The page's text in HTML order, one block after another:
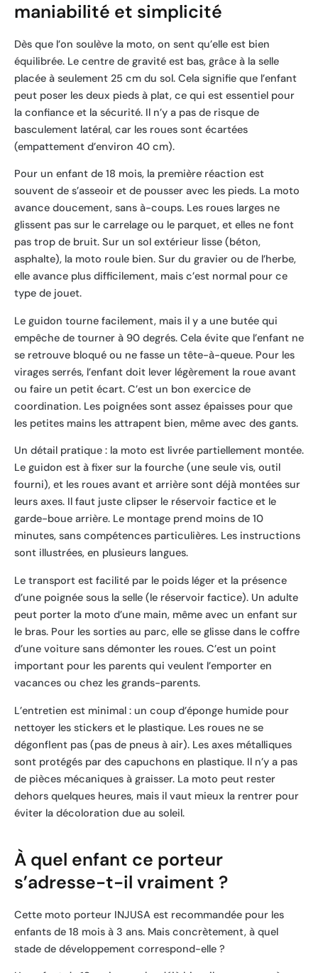
maniabilité et simplicité
Dès que l’on soulève la moto, on sent qu’elle est bien
équilibrée. Le centre de gravité est bas, grâce à la selle
placée à seulement 25 cm du sol. Cela signifie que l’enfant
peut poser les deux pieds à plat, ce qui est essentiel pour
la confiance et la sécurité. Il n’y a pas de risque de
basculement latéral, car les roues sont écartées
(empattement d’environ 40 cm).
Pour un enfant de 18 mois, la première réaction est
souvent de s’asseoir et de pousser avec les pieds. La moto
avance doucement, sans à-coups. Les roues larges ne
glissent pas sur le carrelage ou le parquet, et elles ne font
pas trop de bruit. Sur un sol extérieur lisse (béton,
asphalte), la moto roule bien. Sur du gravier ou de l’herbe,
elle avance plus difficilement, mais c’est normal pour ce
type de jouet.
Le guidon tourne facilement, mais il y a une butée qui
empêche de tourner à 90 degrés. Cela évite que l’enfant ne
se retrouve bloqué ou ne fasse un tête-à-queue. Pour les
virages serrés, l’enfant doit lever légèrement la roue avant
ou faire un petit écart. C’est un bon exercice de
coordination. Les poignées sont assez épaisses pour que
les petites mains les attrapent bien, même avec des gants.
Un détail pratique : la moto est livrée partiellement montée.
Le guidon est à fixer sur la fourche (une seule vis, outil
fourni), et les roues avant et arrière sont déjà montées sur
leurs axes. Il faut juste clipser le réservoir factice et le
garde-boue arrière. Le montage prend moins de 10
minutes, sans compétences particulières. Les instructions
sont illustrées, en plusieurs langues.
Le transport est facilité par le poids léger et la présence
d’une poignée sous la selle (le réservoir factice). Un adulte
peut porter la moto d’une main, même avec un enfant sur
le bras. Pour les sorties au parc, elle se glisse dans le coffre
d’une voiture sans démonter les roues. C’est un point
important pour les parents qui veulent l’emporter en
vacances ou chez les grands-parents.
L’entretien est minimal : un coup d’éponge humide pour
nettoyer les stickers et le plastique. Les roues ne se
dégonflent pas (pas de pneus à air). Les axes métalliques
sont protégés par des capuchons en plastique. Il n’y a pas
de pièces mécaniques à graisser. La moto peut rester
dehors quelques heures, mais il vaut mieux la rentrer pour
éviter la décoloration due au soleil.
À quel enfant ce porteur
s’adresse-t-il vraiment ?
Cette moto porteur INJUSA est recommandée pour les
enfants de 18 mois à 3 ans. Mais concrètement, à quel
stade de développement correspond-elle ?